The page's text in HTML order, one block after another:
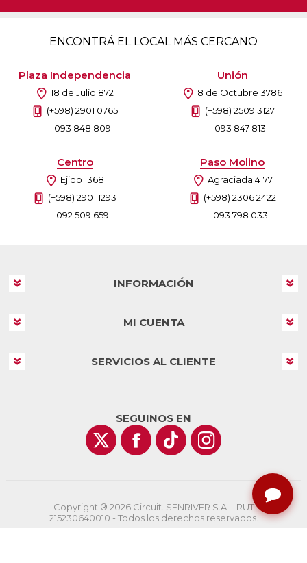
ENCONTRÁ EL LOCAL MÁS CERCANO
Plaza Independencia
18 de Julio 872
(+598) 2901 0765
093 848 809
Unión
8 de Octubre 3786
(+598) 2509 3127
093 847 813
Centro
Ejido 1368
(+598) 2901 1293
092 509 659
Paso Molino
Agraciada 4177
(+598) 2306 2422
093 798 033
INFORMACIÓN
MI CUENTA
SERVICIOS AL CLIENTE
SEGUINOS EN
Copyright ® 2026 Circuit. SENRIVER S.A. - RUT
215230640010 - Todos los derechos reservados.